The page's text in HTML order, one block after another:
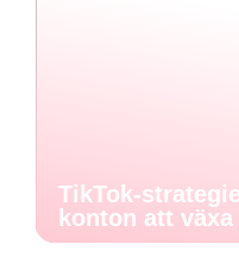
TikTok-
konton att